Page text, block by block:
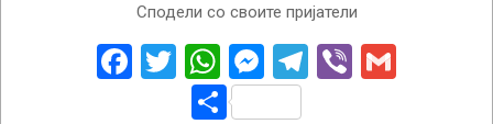
Сподели со своите пријатели
Facebook
Twitter
WhatsApp
Messenger
Telegram
Viber
Share